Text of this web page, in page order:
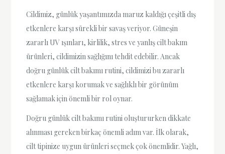
Cildimiz, günlük yaşantımızda maruz kaldığı çeşitli dış
etkenlere karşı sürekli bir savaş veriyor. Güneşin
zararlı UV ışınları, kirlilik, stres ve yanlış cilt bakım
ürünleri, cildimizin sağlığını tehdit edebilir. Ancak
doğru günlük cilt bakımı rutini, cildimizi bu zararlı
etkenlere karşı korumak ve sağlıklı bir görünüm
sağlamak için önemli bir rol oynar.
Doğru günlük cilt bakımı rutini oluştururken dikkate
alınması gereken birkaç önemli adım var. İlk olarak,
cilt tipinize uygun ürünleri seçmek çok önemlidir. Yağlı,